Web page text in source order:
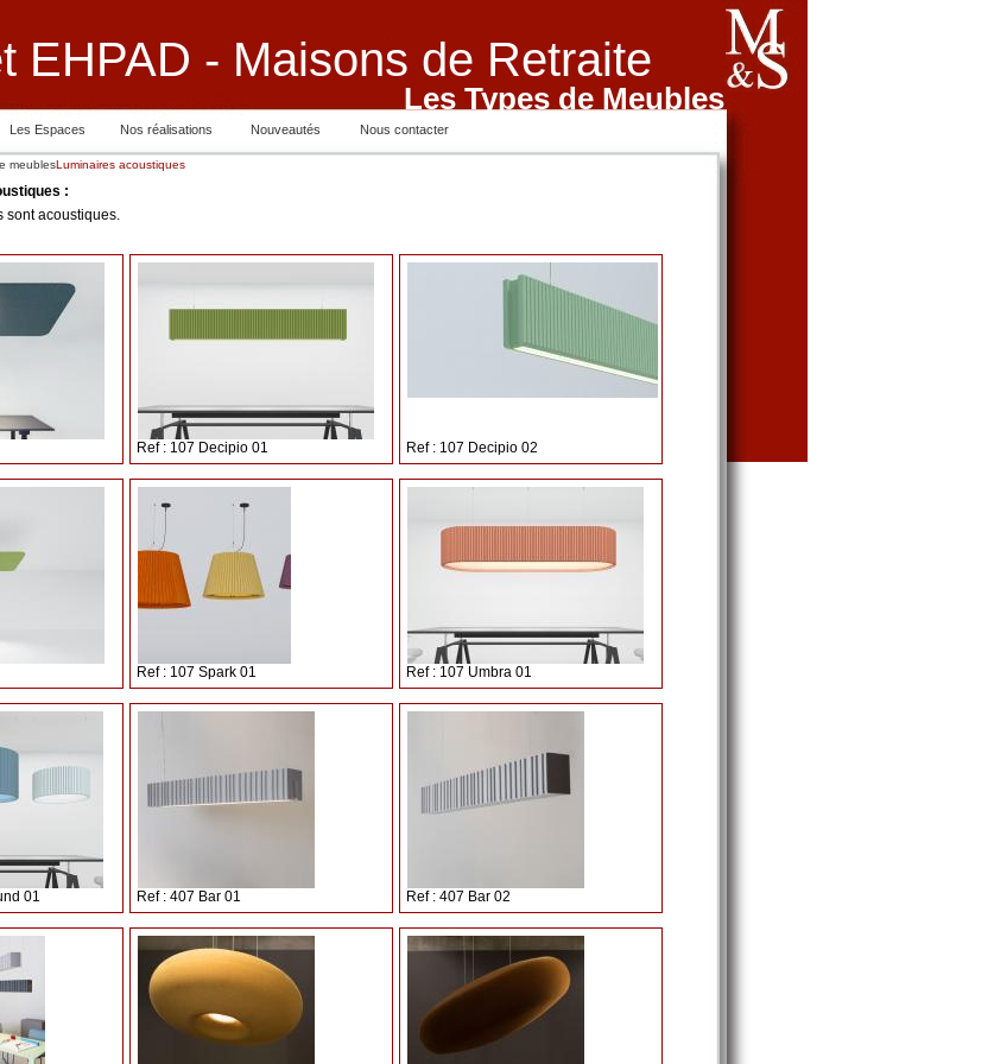
EHPAD - Maisons de Retraite
Les Types de Meubles
Les Espaces Nos réalisations Nouveautés Nous contacter
meublesLuminaires acoustiques
:
sont acoustiques.
Ref : 107 Decipio 01 Ref : 107 Decipio 02
Ref : 107 Spark 01 Ref : 107 Umbra 01
01 Ref : 407 Bar 01 Ref : 407 Bar 02